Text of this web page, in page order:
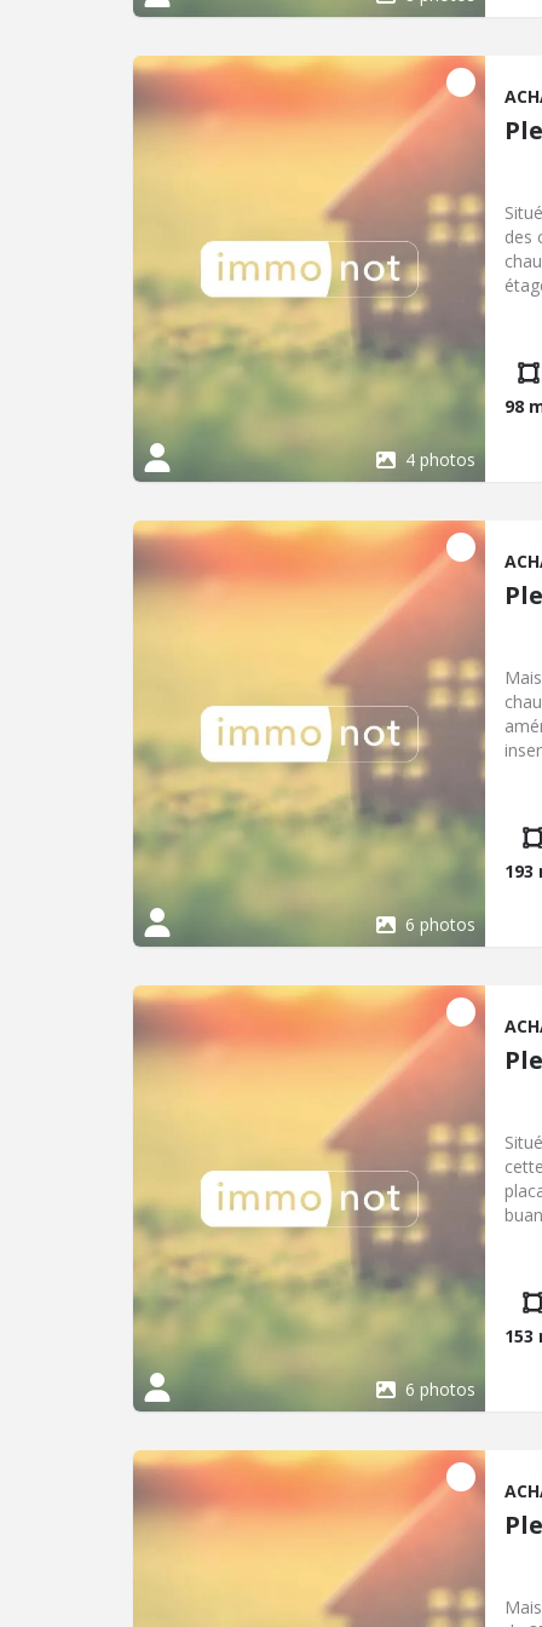
4 photos
des
98
6 photos
193
6 photos
153